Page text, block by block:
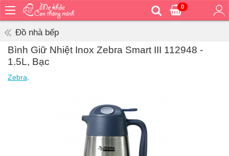
0
Bé
ăn
vệ
Đồ nhà bếp
Bình Giữ Nhiệt Inox Zebra Smart III 112948 -
1.5L, Bạc
Zebra